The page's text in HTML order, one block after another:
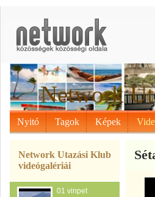
Network
Nyitó Tagok Képek
Network Utazási Klub
videógalériái
01 vinpet